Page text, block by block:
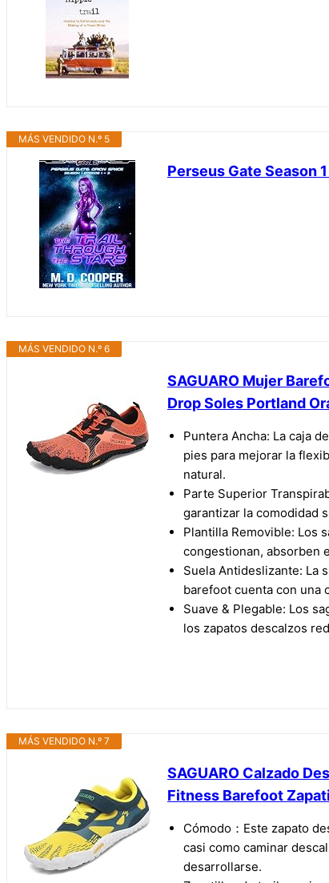
MÁS VENDIDO N.º 5
Perseus Gate Season
MÁS VENDIDO N.º 6
SAGUARO Mujer
Drop Soles Portland
Puntera Ancha: La caja
pies para mejorar la
natural.
Parte Superior
garantizar la comodidad
Plantilla Removible: Los
congestionan, absorben
Suela Antideslizante: La
barefoot cuenta con una
Suave & Plegable: Los
los zapatos descalzos
MÁS VENDIDO N.º 7
SAGUARO Calzado
Fitness Barefoot
Cómodo：Este zapato
casi como caminar
desarrollarse.